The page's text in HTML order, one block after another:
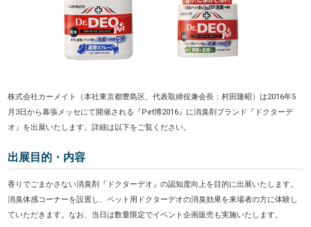
株式会社カーメイト（本社東京都豊島区、代表取締役兼会長：村田隆昭）は2016年5
月3日から幕張メッセにて開催される『Pet博2016』に消臭剤ブランド『ドクターデ
オ』を出展いたします。詳細は以下をご覧ください。
出展目的・内容
香りでごまかさない消臭剤『ドクターデオ』の認知度向上を目的に出展いたします。
消臭体感コーナーを設置し、ペット用ドクターデオの消臭効果を来場者の方に体験し
ていただきます。なお、当日は数量限定でイベント企画販売も実施いたします。